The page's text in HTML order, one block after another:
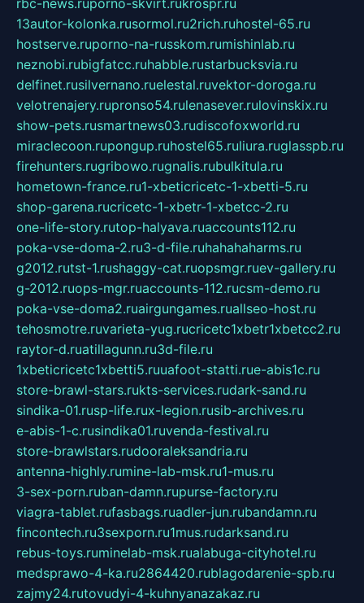
rbc-news.ruporno-skvirt.rukrospr.ru
13autor-kolonka.rusormol.ru2rich.ruhostel-65.ru
hostserve.ruporno-na-russkom.rumishinlab.ru
neznobi.rubigfatcc.ruhabble.rustarbucksvia.ru
delfinet.rusilvernano.ruelestal.ruvektor-doroga.ru
velotrenajery.rupronso54.rulenasever.rulovinskix.ru
show-pets.rusmartnews03.rudiscofoxworld.ru
miraclecoon.rupongup.ruhostel65.ruliura.ruglasspb.ru
firehunters.rugribowo.rugnalis.rubulkitula.ru
hometown-france.ru1-xbeticricetc-1-xbetti-5.ru
shop-garena.rucricetc-1-xbetr-1-xbetcc-2.ru
one-life-story.rutop-halyava.ruaccounts112.ru
poka-vse-doma-2.ru3-d-file.ruhahahaharms.ru
g2012.rutst-1.rushaggy-cat.ruopsmgr.ruev-gallery.ru
g-2012.ruops-mgr.ruaccounts-112.rucsm-demo.ru
poka-vse-doma2.ruairgungames.ruallseo-host.ru
tehosmotre.ruvarieta-yug.rucricetc1xbetr1xbetcc2.ru
raytor-d.ruatillagunn.ru3d-file.ru
1xbeticricetc1xbetti5.ruuafoot-statti.rue-abis1c.ru
store-brawl-stars.rukts-services.rudark-sand.ru
sindika-01.rusp-life.rux-legion.rusib-archives.ru
e-abis-1-c.rusindika01.ruvenda-festival.ru
store-brawlstars.rudooraleksandria.ru
antenna-highly.rumine-lab-msk.ru1-mus.ru
3-sex-porn.ruban-damn.rupurse-factory.ru
viagra-tablet.rufasbags.ruadler-jun.rubandamn.ru
fincontech.ru3sexporn.ru1mus.rudarksand.ru
rebus-toys.ruminelab-msk.rualabuga-cityhotel.ru
medsprawo-4-ka.ru2864420.rublagodarenie-spb.ru
zajmy24.rutovudyi-4-kuhnyanazakaz.ru